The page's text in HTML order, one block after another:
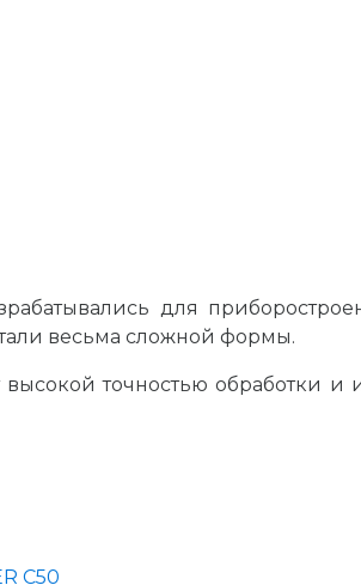
для
весьма сложной формы.
высокой точностью обработки и